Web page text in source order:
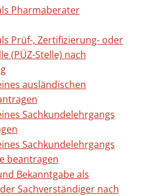
Pharmaberater
Prüf-, Zertifizierung- oder
(PÜZ-Stelle) nach
ausländischen
Sachkundelehrgangs
Sachkundelehrgangs
beantragen
Bekanntgabe als
Sachverständiger nach